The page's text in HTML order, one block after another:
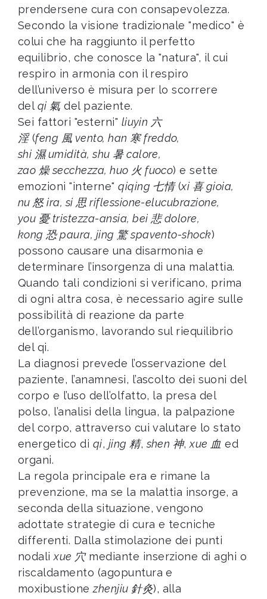
prendersene cura con consapevolezza.
Secondo la visione tradizionale "medico" è
colui che ha raggiunto il perfetto
equilibrio, che conosce la "natura", il cui
respiro in armonia con il respiro
dell’universo è misura per lo scorrere
del qi 氣del paziente.
Sei fattori "esterni" liuyin 六
淫(feng 風 vento, han 寒 freddo,
shi 濕 umidità, shu 暑 calore,
zao 燥 secchezza, huo 火 fuoco) e sette
emozioni "interne"qiqing 七情(xi 喜 gioia,
nu 怒 ira, si 思 riflessione-elucubrazione,
you 憂 tristezza-ansia, bei 悲 dolore,
kong 恐 paura, jing 驚 spavento-shock)
possono causare una disarmonia e
determinare l’insorgenza di una malattia.
Quando tali condizioni si verificano, prima
di ogni altra cosa, è necessario agire sulle
possibilità di reazione da parte
dell’organismo, lavorando sul riequilibrio
del qi.
La diagnosi prevede l’osservazione del
paziente, l’anamnesi, l’ascolto dei suoni del
corpo e l’uso dell’olfatto, la presa del
polso, l’analisi della lingua, la palpazione
del corpo, attraverso cui valutare lo stato
energetico di qi, jing 精,shen 神,xue 血 ed
organi.
La regola principale era e rimane la
prevenzione, ma se la malattia insorge, a
seconda della situazione, vengono
adottate strategie di cura e tecniche
differenti. Dalla stimolazione dei punti
nodalixue 穴mediante inserzione di aghi o
riscaldamento (agopuntura e
moxibustionezhenjiu 針灸), alla